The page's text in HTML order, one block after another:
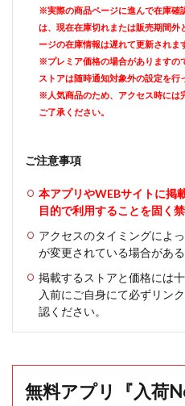
※実際の商品ページに進んで在庫確
は、現在在庫切れまたは販売期間外
ージの在庫情報は遅れて更新されま
※プレミア価格の場合がありますの
ストアは随時通知対象外の設定を行
※人気商品のため、アクセス時には
ご了承ください。
ご注意事項
本アプリやWEBサイトに掲
目的で利用することを固く禁
アクセスのタイミングによ
が変更されている場合があ
掲載するストアと価格には
入前にご自身にて必ずリン
認ください。
無料アプリ『入荷